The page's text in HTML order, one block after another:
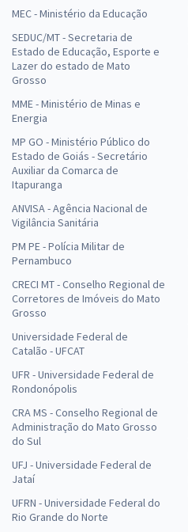
MEC - Ministério da Educação
SEDUC/MT - Secretaria de
Estado de Educação, Esporte e
Lazer do estado de Mato
Grosso
MME - Ministério de Minas e
Energia
MP GO - Ministério Público do
Estado de Goiás - Secretário
Auxiliar da Comarca de
Itapuranga
ANVISA - Agência Nacional de
Vigilância Sanitária
PM PE - Polícia Militar de
Pernambuco
CRECI MT - Conselho Regional de
Corretores de Imóveis do Mato
Grosso
Universidade Federal de
Catalão - UFCAT
UFR - Universidade Federal de
Rondonópolis
CRA MS - Conselho Regional de
Administração do Mato Grosso
do Sul
UFJ - Universidade Federal de
Jataí
UFRN - Universidade Federal do
Rio Grande do Norte